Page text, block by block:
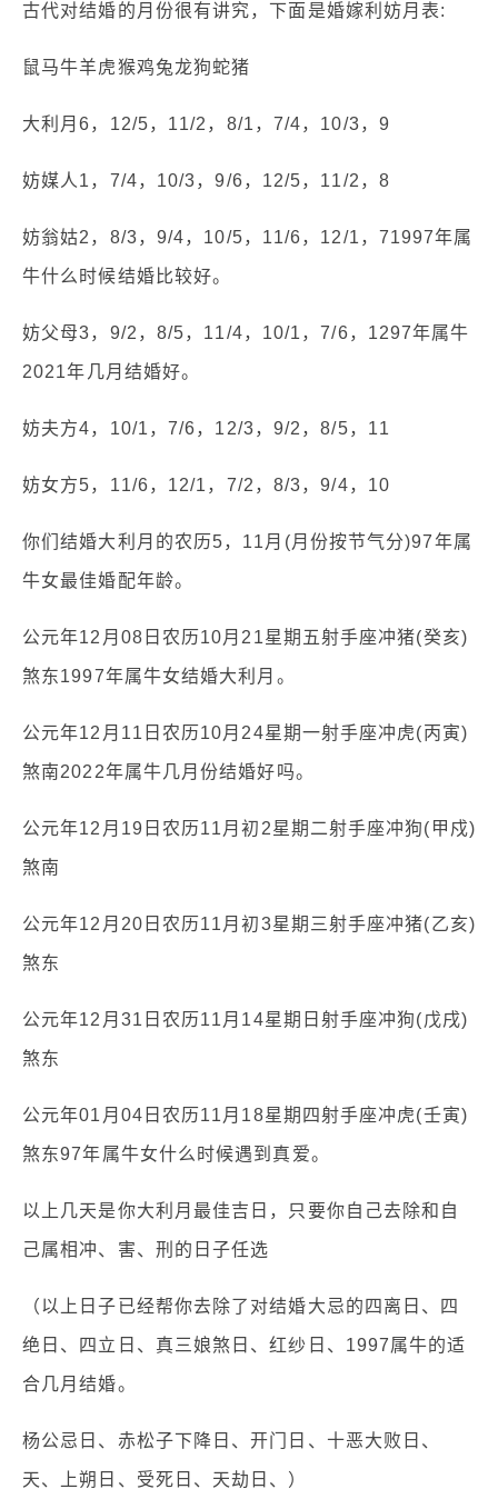
古代对结婚的月份很有讲究，下面是婚嫁利妨月表:
鼠马牛羊虎猴鸡兔龙狗蛇猪
大利月6，12/5，11/2，8/1，7/4，10/3，9
妨媒人1，7/4，10/3，9/6，12/5，11/2，8
妨翁姑2，8/3，9/4，10/5，11/6，12/1，71997年属
牛什么时候结婚比较好。
妨父母3，9/2，8/5，11/4，10/1，7/6，1297年属牛
2021年几月结婚好。
妨夫方4，10/1，7/6，12/3，9/2，8/5，11
妨女方5，11/6，12/1，7/2，8/3，9/4，10
你们结婚大利月的农历5，11月(月份按节气分)97年属
牛女最佳婚配年龄。
公元年12月08日农历10月21星期五射手座冲猪(癸亥)
煞东1997年属牛女结婚大利月。
公元年12月11日农历10月24星期一射手座冲虎(丙寅)
煞南2022年属牛几月份结婚好吗。
公元年12月19日农历11月初2星期二射手座冲狗(甲戍)
煞南
公元年12月20日农历11月初3星期三射手座冲猪(乙亥)
煞东
公元年12月31日农历11月14星期日射手座冲狗(戊戌)
煞东
公元年01月04日农历11月18星期四射手座冲虎(壬寅)
煞东97年属牛女什么时候遇到真爱。
以上几天是你大利月最佳吉日，只要你自己去除和自
己属相冲、害、刑的日子任选
（以上日子已经帮你去除了对结婚大忌的四离日、四
绝日、四立日、真三娘煞日、红纱日、1997属牛的适
合几月结婚。
杨公忌日、赤松子下降日、开门日、十恶大败日、
天、上朔日、受死日、天劫日、）